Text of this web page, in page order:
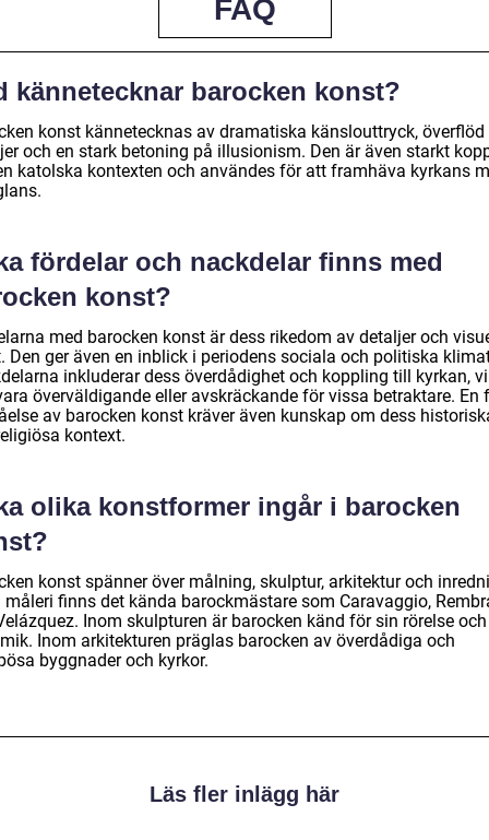
FAQ
kännetecknar barocken konst?
konst kännetecknas av dramatiska känslouttryck, överflöd
och en stark betoning på illusionism. Den är även starkt
katolska kontexten och användes för att framhäva kyrkans
fördelar och nackdelar finns med
konst?
med barocken konst är dess rikedom av detaljer och
Den ger även en inblick i periodens sociala och politiska
inkluderar dess överdådighet och koppling till kyrkan,
överväldigande eller avskräckande för vissa betraktare. En
av barocken konst kräver även kunskap om dess
kontext.
olika konstformer ingår i barocken
konst spänner över målning, skulptur, arkitektur och
måleri finns det kända barockmästare som Caravaggio,
Inom skulpturen är barocken känd för sin rörelse och
Inom arkitekturen präglas barocken av överdådiga och
byggnader och kyrkor.
Läs fler inlägg här